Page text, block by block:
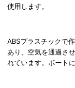
使用します。
ABSプラスチックで
あり、空気を通過さ
れています。ボート